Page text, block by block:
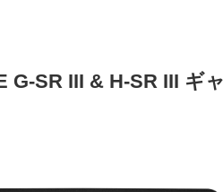
G-SR III & H-SR III ギ